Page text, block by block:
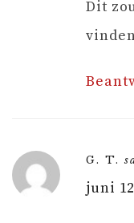
Dit
G. T.
juni